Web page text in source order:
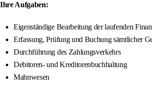
Ihre Aufgaben:
Eigenständige Bearbeitung der laufenden
Erfassung, Prüfung und Buchung sämtlicher
Durchführung des Zahlungsverkehrs
Debitoren- und Kreditorenbuchhaltung
Mahnwesen